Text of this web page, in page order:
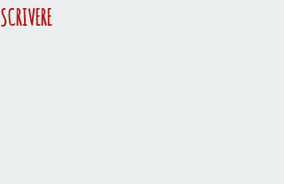
SCRIVERE